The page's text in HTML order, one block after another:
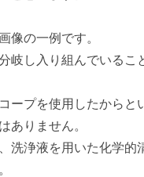
像の一例です。
岐し入り組んでいるこ
ープを使用したからと
ありません。
洗浄液を用いた化学的